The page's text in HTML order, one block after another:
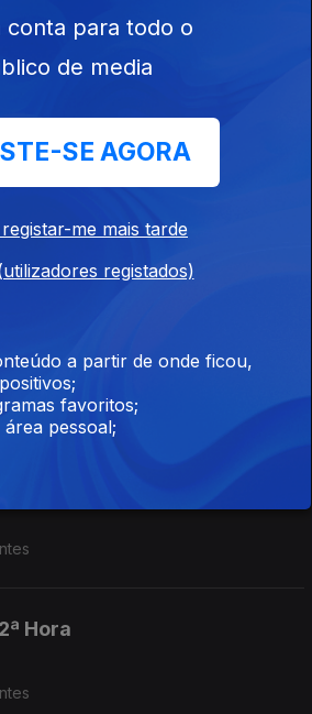
Hora
Hora
Hora
conta para todo o
de media
SE AGORA
me mais tarde
registados)
a partir de onde ficou,
favoritos;
pessoal;